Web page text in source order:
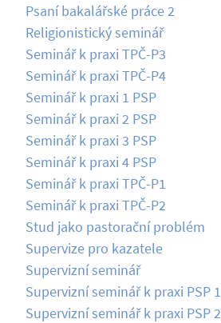
Psaní bakalářské práce 2
Religionistický seminář
Seminář k praxi TPČ-P3
Seminář k praxi TPČ-P4
Seminář k praxi 1 PSP
Seminář k praxi 2 PSP
Seminář k praxi 3 PSP
Seminář k praxi 4 PSP
Seminář k praxi TPČ-P1
Seminář k praxi TPČ-P2
Stud jako pastorační problém
Supervize pro kazatele
Supervizní seminář
Supervizní seminář k praxi PSP 1
Supervizní seminář k praxi PSP 2